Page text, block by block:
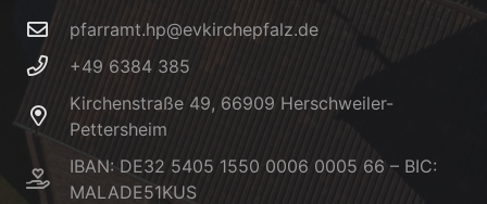
pfarramt.hp@evkirchepfalz.de
+49 6384 385
Kirchenstraße 49, 66909 Herschweiler-
Pettersheim
IBAN: DE32 5405 1550 0006 0005 66 – BIC:
MALADE51KUS